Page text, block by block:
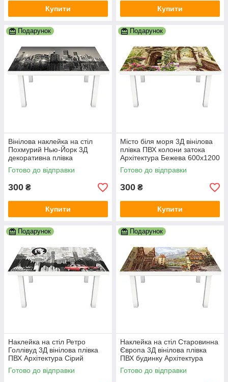
Купити Купити
Подарунок
Вінілова наклейка на стіл
Похмурий Нью-Йорк 3Д
декоративна плівка
хмарочоси Місто Сірий
600х1200 мм
Готово до відправки
300 ₴
Купити
Подарунок
Місто біля моря 3Д вінілова
плівка ПВХ колони затока
Архітектура Бежева 600х1200
мм
Готово до відправки
300 ₴
Купити
Подарунок
Наклейка на стіл Ретро
Голлівуд 3Д вінілова плівка
ПВХ Архітектура Сірий
600х1200 мм
Готово до відправки
Подарунок
Наклейка на стіл Старовинна
Європа 3Д вінілова плівка
ПВХ будинку Архітектура
Бежевий 600х1200 мм
Готово до відправки